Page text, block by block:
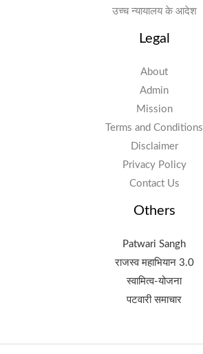
उच्च न्यायालय के आदेश
Legal
About
Admin
Mission
Terms and Conditions
Disclaimer
Privacy Policy
Contact Us
Others
Patwari Sangh
राजस्व महाभियान 3.0
स्वामित्व-योजना
पटवारी समाचार